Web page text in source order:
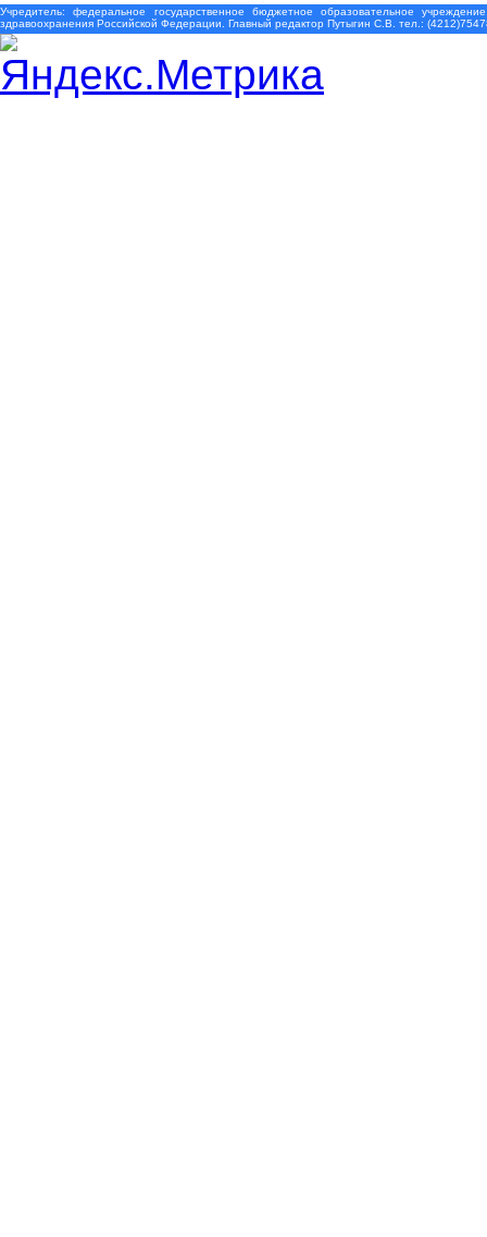
Учредитель: федеральное государственное бюджетное образовательное
здравоохранения Российской Федерации. Главный редактор Путыгин С.В. тел.: